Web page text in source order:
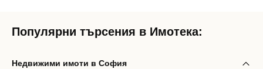
Популярни търсения в Имотека:
Недвижими имоти в София